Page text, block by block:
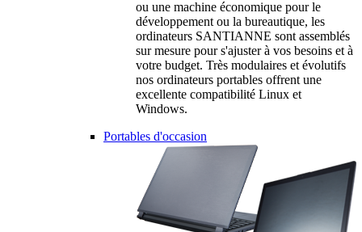
ou une machine économique pour le
développement ou la bureautique, les
ordinateurs SANTIANNE sont assemblés
sur mesure pour s'ajuster à vos besoins et à
votre budget. Très modulaires et évolutifs
nos ordinateurs portables offrent une
excellente compatibilité Linux et
Windows.
Portables d'occasion